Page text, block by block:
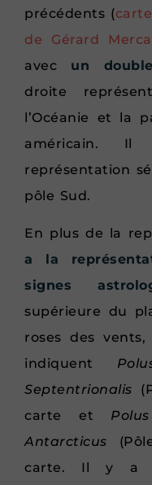
précédents (
de Gérard
avec un
droite
l’Océanie et la
américain.
représentation
pôle Sud.
En plus de la
a la
signes
supérieure du
roses des
indiquent
Septentrionalis
carte et
Antarcticus
carte. Il y a